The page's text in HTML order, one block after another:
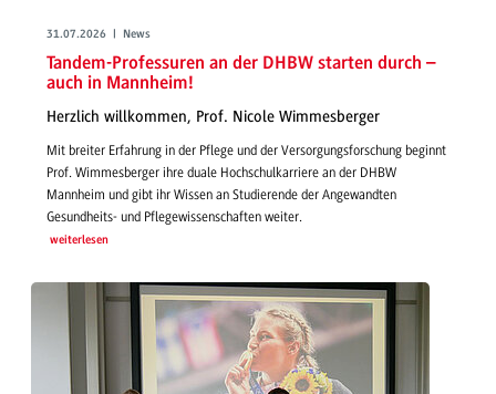
31.07.2026 | News
Tandem-Professuren an der DHBW starten durch –
auch in Mannheim!
Herzlich willkommen, Prof. Nicole Wimmesberger
Mit breiter Erfahrung in der Pflege und der Versorgungsforschung beginnt
Prof. Wimmesberger ihre duale Hochschulkarriere an der DHBW
Mannheim und gibt ihr Wissen an Studierende der Angewandten
Gesundheits- und Pflegewissenschaften weiter.
weiterlesen